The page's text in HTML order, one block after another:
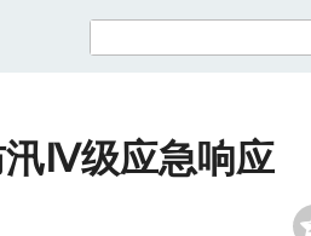
汛Ⅳ级应急响应